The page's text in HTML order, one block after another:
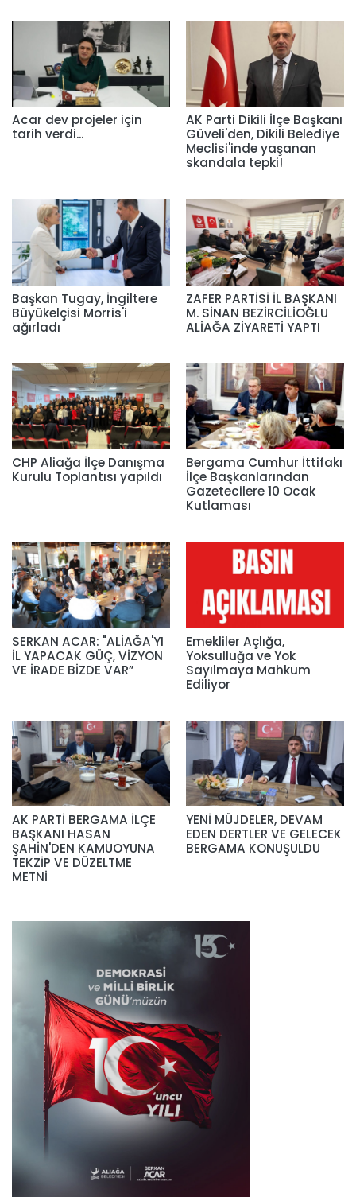
Acar dev projeler için
tarih verdi...
AK Parti Dikili İlçe Başkanı
Güveli'den, Dikili Belediye
Meclisi'inde yaşanan
skandala tepki!
Başkan Tugay, İngiltere
Büyükelçisi Morris'i
ağırladı
ZAFER PARTİSİ İL BAŞKANI
M. SİNAN BEZİRCİLİOĞLU
ALİAĞA ZİYARETİ YAPTI
CHP Aliağa İlçe Danışma
Kurulu Toplantısı yapıldı
Bergama Cumhur İttifakı
İlçe Başkanlarından
Gazetecilere 10 Ocak
Kutlaması
SERKAN ACAR: "ALİAĞA'YI
İL YAPACAK GÜÇ, VİZYON
VE İRADE BİZDE VAR”
Emekliler Açlığa,
Yoksulluğa ve Yok
Sayılmaya Mahkum
Ediliyor
AK PARTİ BERGAMA İLÇE
BAŞKANI HASAN
ŞAHİN'DEN KAMUOYUNA
TEKZİP VE DÜZELTME
METNİ
YENİ MÜJDELER, DEVAM
EDEN DERTLER VE GELECEK
BERGAMA KONUŞULDU